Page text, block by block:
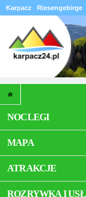
Karpacz Riesengebirge
NOCLEGI
MAPA
ATRAKCJE
ROZRYWKA I